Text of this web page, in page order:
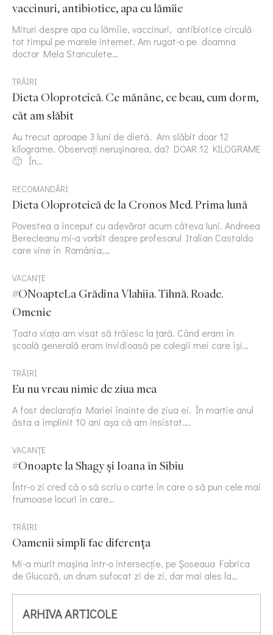
vaccinuri, antibiotice, apa cu lămîie
Mituri despre apa cu lămîie, vaccinuri, antibiotice circulă
tot timpul pe marele internet. Am rugat-o pe doamna
doctor Mela Stanculete…
TRĂIRI
Dieta Oloproteică. Ce mănânc, ce beau, cum dorm,
cât am slăbit
Au trecut aproape 3 luni de dietă. Am slăbit doar 12
kilograme. Observați nerușinarea, da? DOAR 12 KILOGRAME
🙂 În…
RECOMANDĂRI
Dieta Oloproteică de la Cronos Med. Prima lună
Povestea a început cu adevărat acum câteva luni. Andreea
Berecleanu mi-a vorbit despre profesorul Italian Castaldo
care vine în România,…
VACANȚE
#ONoapteLa Grădina Vlahiia. Tihnă. Roade.
Omenie
Toata viața am visat să trăiesc la țară. Când eram în
școală generală eram invidioasă pe colegii mei care își…
TRĂIRI
Eu nu vreau nimic de ziua mea
A fost declarația Mariei înainte de ziua ei. În martie anul
ăsta a împlinit 10 ani așa că am insistat….
VACANȚE
#Onoapte la Shagy și Ioana în Sibiu
Într-o zi cred că o să scriu o carte în care o să pun cele mai
frumoase locuri în care…
TRĂIRI
Oamenii simpli fac diferența
Mi-a murit mașina într-o intersecție, pe Șoseaua Fabrica
de Glucoză, un drum sufocat zi de zi, dar mai ales la…
ARHIVA ARTICOLE